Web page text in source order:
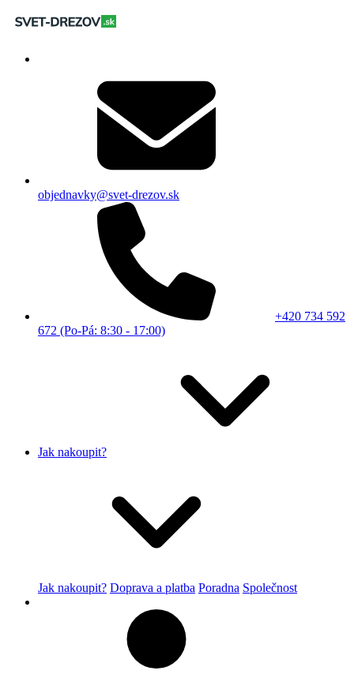
objednavky@svet-drezov.sk
+420 734 592
672 (Po-Pá: 8:30 - 17:00)
Jak nakoupit?
Jak nakoupit? Doprava a platba Poradna Společnost